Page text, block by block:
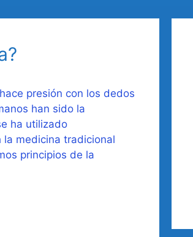
presión con los dedos
han sido la
ha utilizado
la medicina tradicional
principios de la